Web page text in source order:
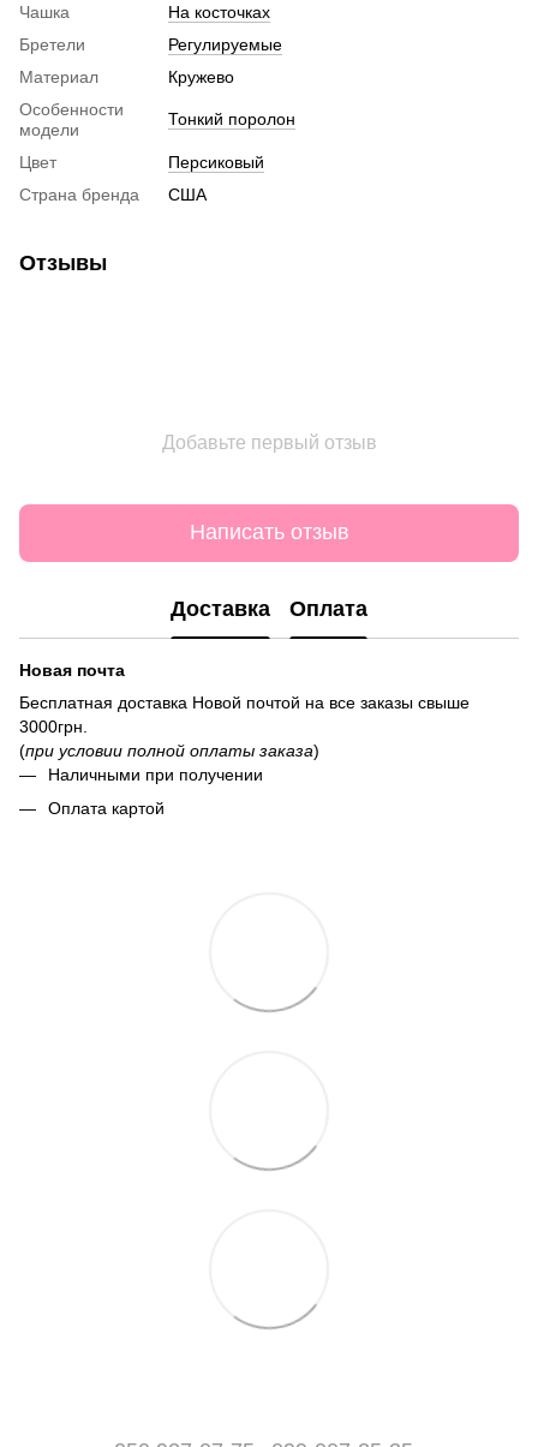
Чашка
На косточках
Бретели
Регулируемые
Материал
Кружево
Особенности
модели
Тонкий поролон
Цвет
Персиковый
Страна бренда
США
Отзывы
Добавьте первый отзыв
Написать отзыв
Доставка Оплата
Новая почта
Бесплатная доставка Новой почтой на все заказы свыше
3000грн.
(при условии полной оплаты заказа)
Наличными при получении
Оплата картой